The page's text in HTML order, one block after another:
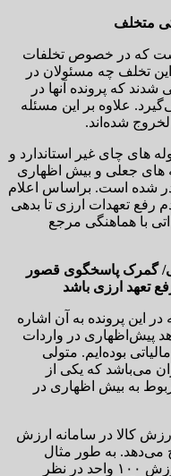
متخلف
که در خصوص تخلفات
تخلف چه مسئولان در
که پرونده آنها در
علاوه بر این مسئله
شده‌اند.
های چای غیر استاندارد و
های جعلی و بیش اظهاری
شده است. براساس اعلام
رفع تعهدات ارزی تا بدهی
با هماهنگی مرجع
گمرک پاسخگوی قصور
تعهد ارزی باشد
این پرونده به آن اشاره
در واردات
بوده‌ایم. متولی
می‌باشد که یکی از
به بیش اظهاری در
کالا در سامانه ارزش
می‌دهد. به طور مثال
ممکن است قیمت یک کالا در سامانه ارزش ۱۰۰ واحد در نظر